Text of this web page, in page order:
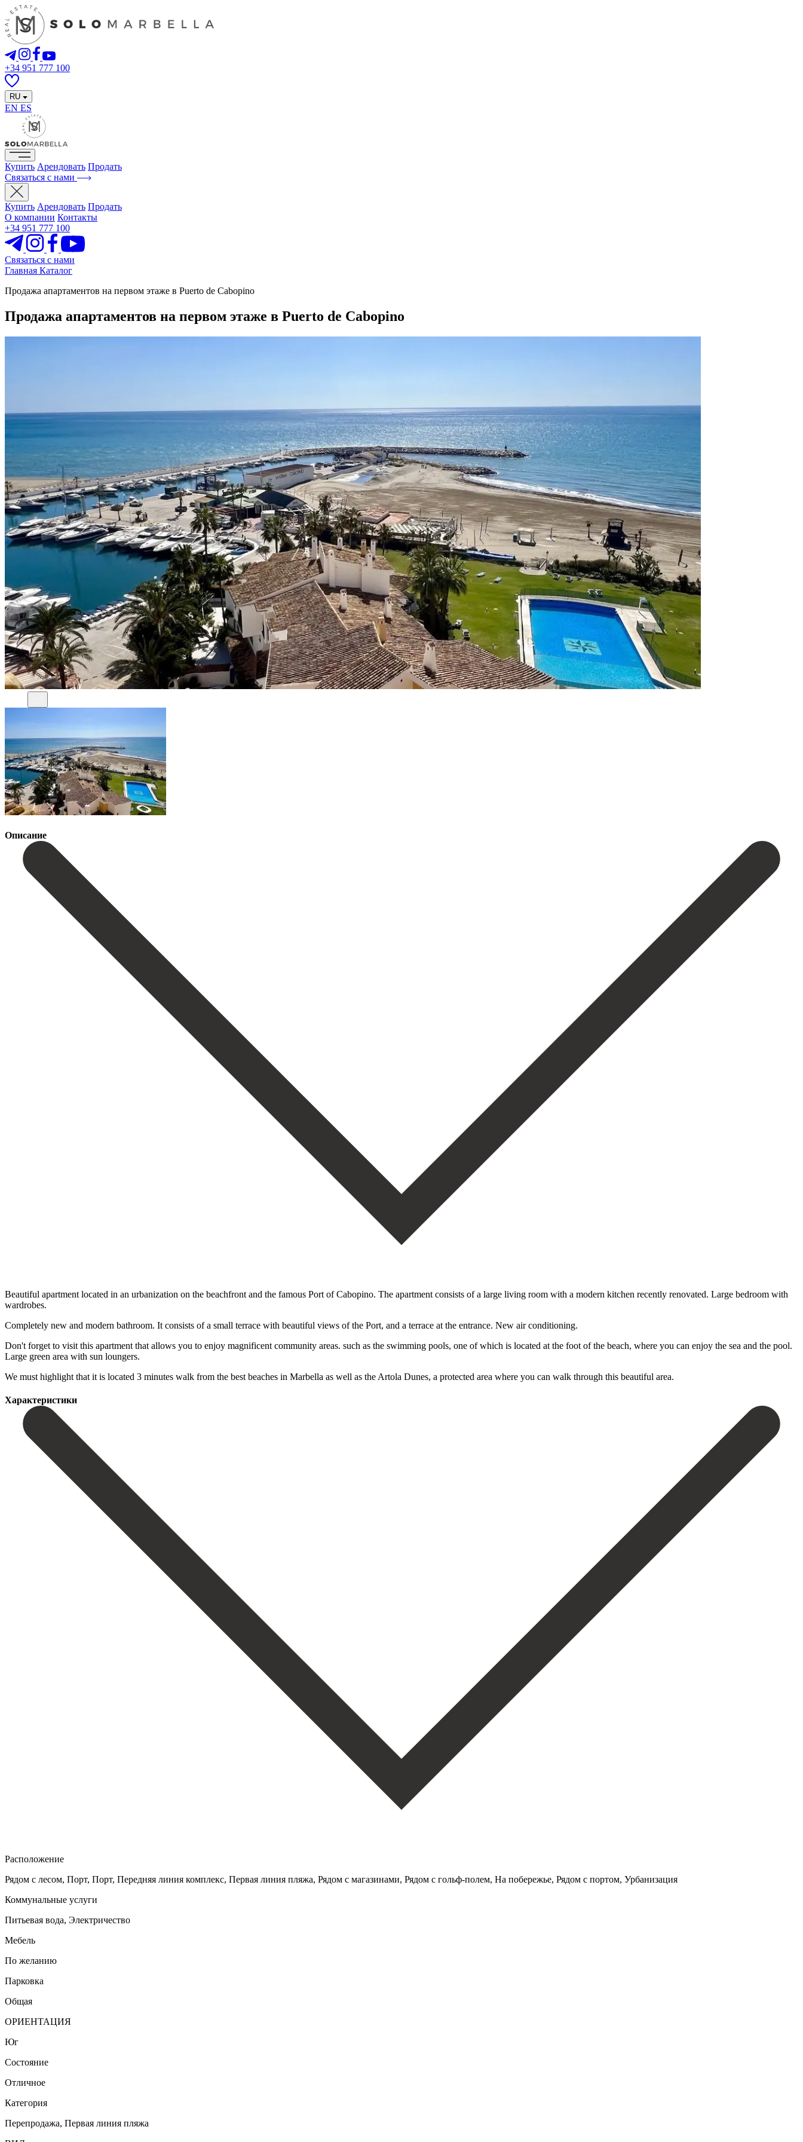
+34 951 777 100
RU
EN ES
Купить Арендовать Продать
Связаться с нами
Купить Арендовать Продать
О компании Контакты
+34 951 777 100
Связаться с нами
Главная Каталог
Продажа апартаментов на первом этаже в Puerto de Cabopino
Продажа апартаментов на первом этаже в Puerto de Cabopino
Описание
Beautiful apartment located in an urbanization on the beachfront and the famous Port of Cabopino. The apartment consists of a large living room with a modern kitchen recently renovated. Large bedroom with
wardrobes.
Completely new and modern bathroom. It consists of a small terrace with beautiful views of the Port, and a terrace at the entrance. New air conditioning.
Don't forget to visit this apartment that allows you to enjoy magnificent community areas. such as the swimming pools, one of which is located at the foot of the beach, where you can enjoy the sea and the pool.
Large green area with sun loungers.
We must highlight ‌that ‌it ‌is ‌located 3 ‌minutes walk ‌from the best beaches in Marbella as well as ‌the Artola ‌Dunes, a ‌protected area where ‌you ‌can ‌walk ‌through ‌this ‌beautiful ‌area.
Характеристики
Расположение
Рядом с лесом, Порт, Порт, Передняя линия комплекс, Первая линия пляжа, Рядом с магазинами, Рядом с гольф-полем, На побережье, Рядом с портом, Урбанизация
Коммунальные услуги
Питьевая вода, Электричество
Мебель
По желанию
Парковка
Общая
ОРИЕНТАЦИЯ
Юг
Состояние
Отличное
Категория
Перепродажа, Первая линия пляжа